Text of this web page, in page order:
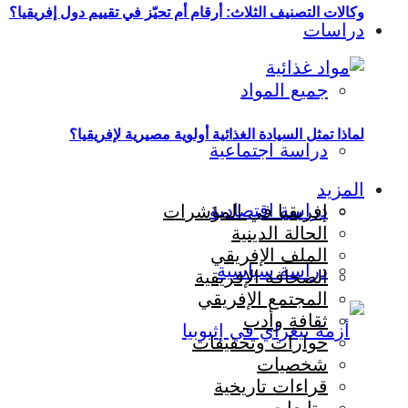
دراسات
جميع المواد
دراسة اجتماعية
دراسة اقتصادية
دراسة سياسية
وكالات التصنيف الثلاث: أرقام أم تحيّز في تقييم دول إفريقيا؟
لماذا تمثل السيادة الغذائية أولوية مصيرية لإفريقيا؟
المزيد
إفريقيا في المؤشرات
الحالة الدينية
الملف الإفريقي
الصحافة الإفريقية
المجتمع الإفريقي
ثقافة وأدب
حوارات وتحقيقات
شخصيات
قراءات تاريخية